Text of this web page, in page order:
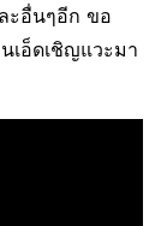
ะอื่นๆอีก ขอ
เอ็ดเชิญแวะมา